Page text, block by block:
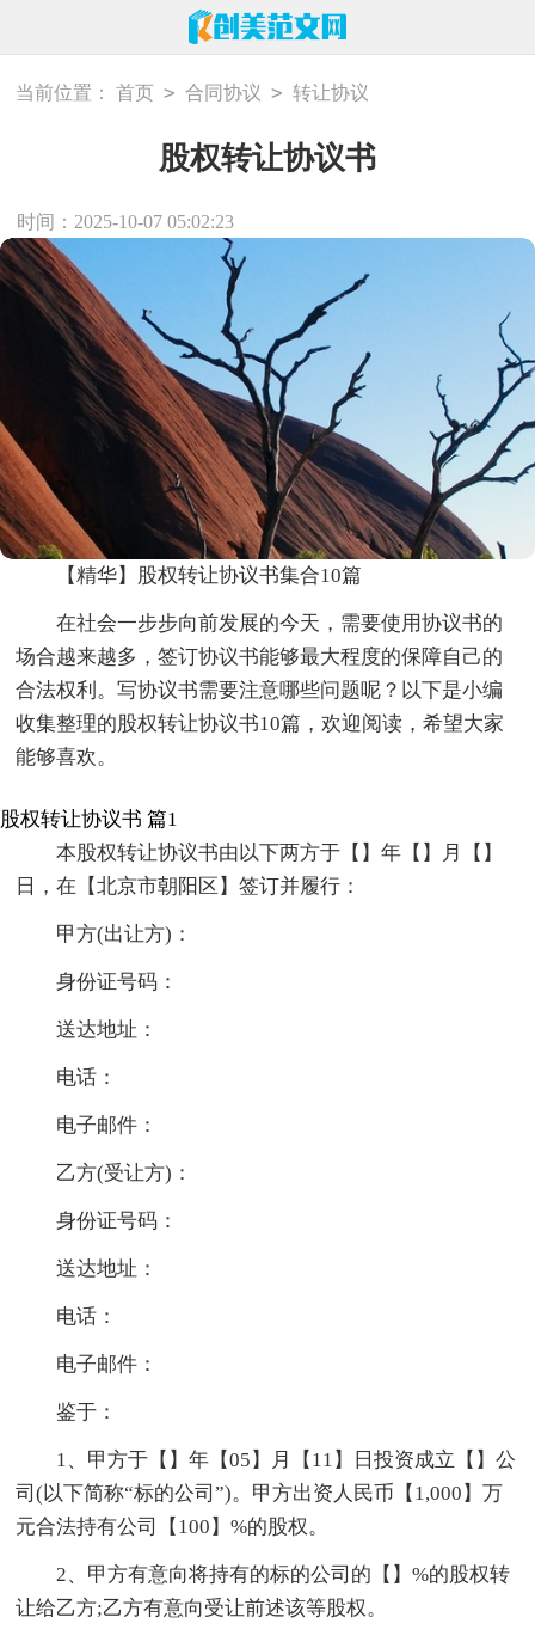
当前位置： 首页 > 合同协议 > 转让协议
股权转让协议书
时间：2025-10-07 05:02:23
【精华】股权转让协议书集合10篇
在社会一步步向前发展的今天，需要使用协议书的
场合越来越多，签订协议书能够最大程度的保障自己的
合法权利。写协议书需要注意哪些问题呢？以下是小编
收集整理的股权转让协议书10篇，欢迎阅读，希望大家
能够喜欢。
股权转让协议书 篇1
本股权转让协议书由以下两方于【】年【】月【】
日，在【北京市朝阳区】签订并履行：
甲方(出让方)：
身份证号码：
送达地址：
电话：
电子邮件：
乙方(受让方)：
身份证号码：
送达地址：
电话：
电子邮件：
鉴于：
1、甲方于【】年【05】月【11】日投资成立【】公
司(以下简称“标的公司”)。甲方出资人民币【1,000】万
元合法持有公司【100】%的股权。
2、甲方有意向将持有的标的公司的【】%的股权转
让给乙方;乙方有意向受让前述该等股权。